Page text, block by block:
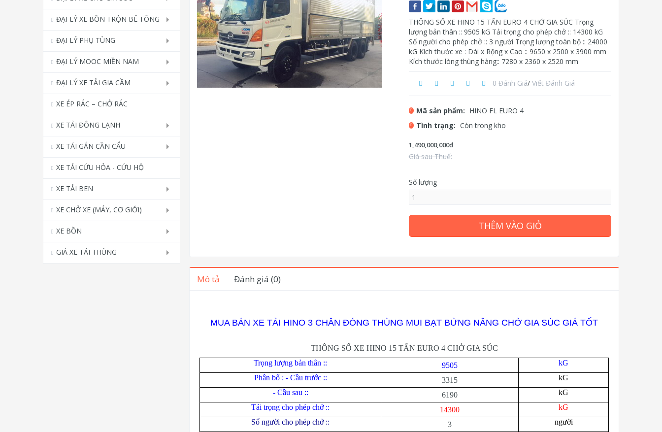
ĐẠI LÝ XE BỒN TRỘN BÊ TÔNG
ĐẠI LÝ PHỤ TÙNG
ĐẠI LÝ MOOC MIỀN NAM
ĐẠI LÝ XE TẢI GIA CẦM
XE ÉP RÁC – CHỞ RÁC
XE TẢI ĐÔNG LẠNH
XE TẢI GẮN CẦN CẨU
XE TẢI CỨU HỎA - CỨU HỘ
XE TẢI BEN
XE CHỞ XE (MÁY, CƠ GIỚI)
XE BỒN
GIÁ XE TẢI THÙNG
THÔNG SỐ XE HINO 15 TẤN EURO 4 CHỞ GIA SÚC Trọng
lượng bản thân :: 9505 kG Tải trọng cho phép chở :: 14300 kG
Số người cho phép chở :: 3 người Trọng lượng toàn bộ :: 24000
kG Kích thước xe : Dài x Rộng x Cao :: 9650 x 2500 x 3900 mm
Kích thước lòng thùng hàng:: 7280 x 2360 x 2520 mm
0 Đánh Giá/ Viết Đánh Giá
Mã sản phẩm: HINO FL EURO 4
Tình trạng: Còn trong kho
1,490,000,000đ
Giá sau Thuế:
Số lượng
THÊM VÀO GIỎ
Mô tả Đánh giá (0)
MUA BÁN XE TẢI HINO 3 CHÂN ĐÓNG THÙNG MUI BẠT BỬNG NÂNG CHỞ GIA SÚC GIÁ TỐT
THÔNG SỐ XE HINO 15 TẤN EURO 4 CHỞ GIA SÚC
Trọng lượng bản thân ::
9505
kG
Phân bố : - Cầu trước ::
3315
kG
- Cầu sau ::
6190
kG
Tải trọng cho phép chở ::
14300
kG
Số người cho phép chở ::
3
người